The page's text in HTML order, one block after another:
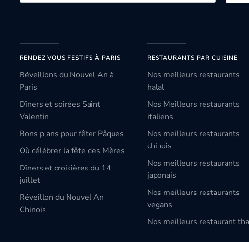
RENDEZ VOUS FESTIFS À PARIS
Réveillons du Nouvel An à
Paris
Dîners et soirées Saint
Valentin
Bons plans pour fêter Pâques
Où célébrer la fête des Mères
Dîners et croisières du 14
juillet
Réveillon du Nouvel An
Chinois
RESTAURANTS PAR CUISINE
Nos meilleurs restaurants
halal
Nos Meilleurs restaurants
italiens
Nos meilleurs restaurants
chinois
Nos meilleurs restaurants
japonais
Nos meilleurs restaurants
vegans
Nos meilleurs restaurant